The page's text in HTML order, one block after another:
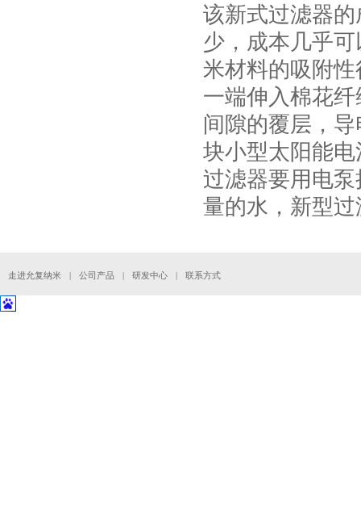
该新式过滤器
少，成本几乎
米材料的吸附
一端伸入棉花
间隙的覆层，
块小型太阳能
过滤器要用电
量的水，新型
走进允复纳米 | 公司产品 | 研发中心 | 联系方式